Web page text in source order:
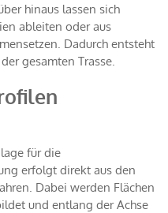
hinaus lassen sich
ableiten oder aus
Dadurch entsteht
gesamten Trasse.
für die
erfolgt direkt aus den
Dabei werden Flächen
und entlang der Achse